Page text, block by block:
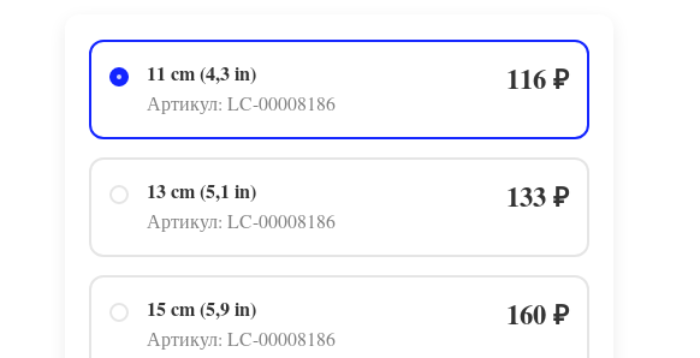
11 cm (4,3 in)
Артикул: LC-00008186
116 ₽
13 cm (5,1 in)
Артикул: LC-00008186
133 ₽
15 cm (5,9 in)
Артикул: LC-00008186
160 ₽